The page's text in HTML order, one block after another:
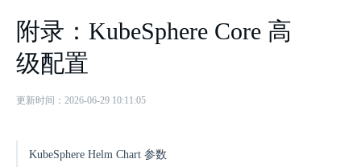
附录：KubeSphere Core 高
级配置
更新时间：2026-06-29 10:11:05
KubeSphere Helm Chart 参数